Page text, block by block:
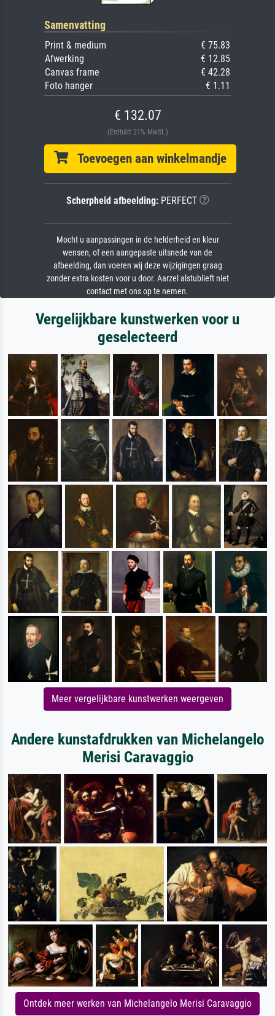
Samenvatting
Print & medium
€ 75.83
Afwerking
€ 12.85
Canvas frame
€ 42.28
Foto hanger
€ 1.11
€ 132.07
(Enthält 21% MwSt.)
Toevoegen aan winkelmandje
Scherpheid afbeelding:PERFECT
Mocht u aanpassingen in de helderheid en kleur
wensen, of een aangepaste uitsnede van de
afbeelding, dan voeren wij deze wijzigingen graag
zonder extra kosten voor u door. Aarzel alstublieft niet
contact met ons op te nemen.
Vergelijkbare kunstwerken voor u
geselecteerd
Meer vergelijkbare kunstwerken weergeven
Andere kunstafdrukken van Michelangelo
Merisi Caravaggio
Ontdek meer werken van Michelangelo Merisi Caravaggio